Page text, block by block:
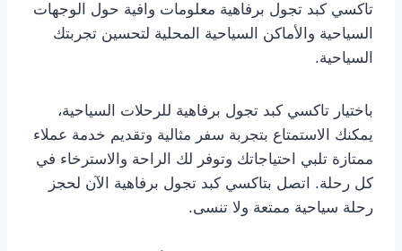
تاكسي كبد تجول برفاهية معلومات وافية حول الوجهات
السياحية والأماكن السياحية المحلية لتحسين تجربتك
السياحية.
باختيار تاكسي كبد تجول برفاهية للرحلات السياحية،
يمكنك الاستمتاع بتجربة سفر مثالية وتقديم خدمة عملاء
ممتازة تلبي احتياجاتك وتوفر لك الراحة والاسترخاء في
كل رحلة. اتصل بتاكسي كبد تجول برفاهية الآن لحجز
رحلة سياحية ممتعة ولا تنسى.